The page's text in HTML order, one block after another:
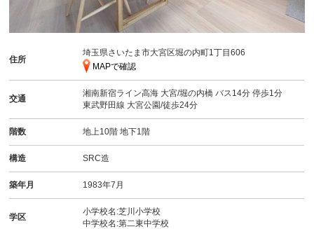
住所
埼玉県さいたま市大宮区堀の内町1丁目606
MAPで確認
交通
湘南新宿ライン高海 大宮/堀の内橋 バス14分 停歩1分
東武野田線 大宮公園/徒歩24分
階数 地上10階 地下1階
構造 SRC造
築年月 1983年7月
学区
小学校名:芝川小学校
中学校名:第二東中学校